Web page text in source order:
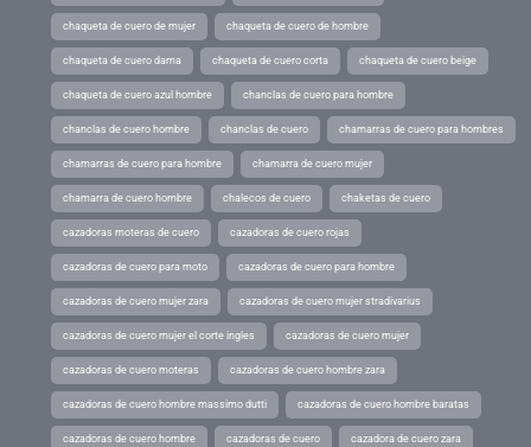
chaqueta de cuero de mujer chaqueta de cuero de hombre
chaqueta de cuero dama chaqueta de cuero corta chaqueta de cuero beige
chaqueta de cuero azul hombre chanclas de cuero para hombre
chanclas de cuero hombre chanclas de cuero chamarras de cuero para hombres
chamarras de cuero para hombre chamarra de cuero mujer
chamarra de cuero hombre chalecos de cuero chaketas de cuero
cazadoras moteras de cuero cazadoras de cuero rojas
cazadoras de cuero para moto cazadoras de cuero para hombre
cazadoras de cuero mujer zara cazadoras de cuero mujer stradivarius
cazadoras de cuero mujer el corte ingles cazadoras de cuero mujer
cazadoras de cuero moteras cazadoras de cuero hombre zara
cazadoras de cuero hombre massimo dutti cazadoras de cuero hombre baratas
cazadoras de cuero hombre cazadoras de cuero cazadora de cuero zara